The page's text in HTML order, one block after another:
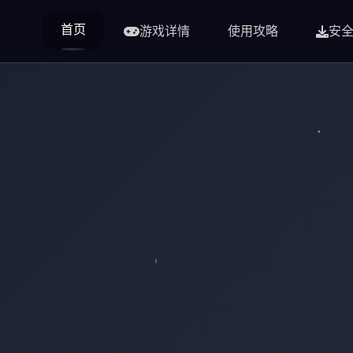
首页 游戏详情 使用攻略 安